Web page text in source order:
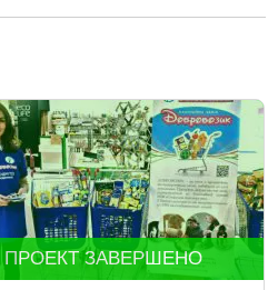
ПРОЕКТ ЗАВЕРШЕНО